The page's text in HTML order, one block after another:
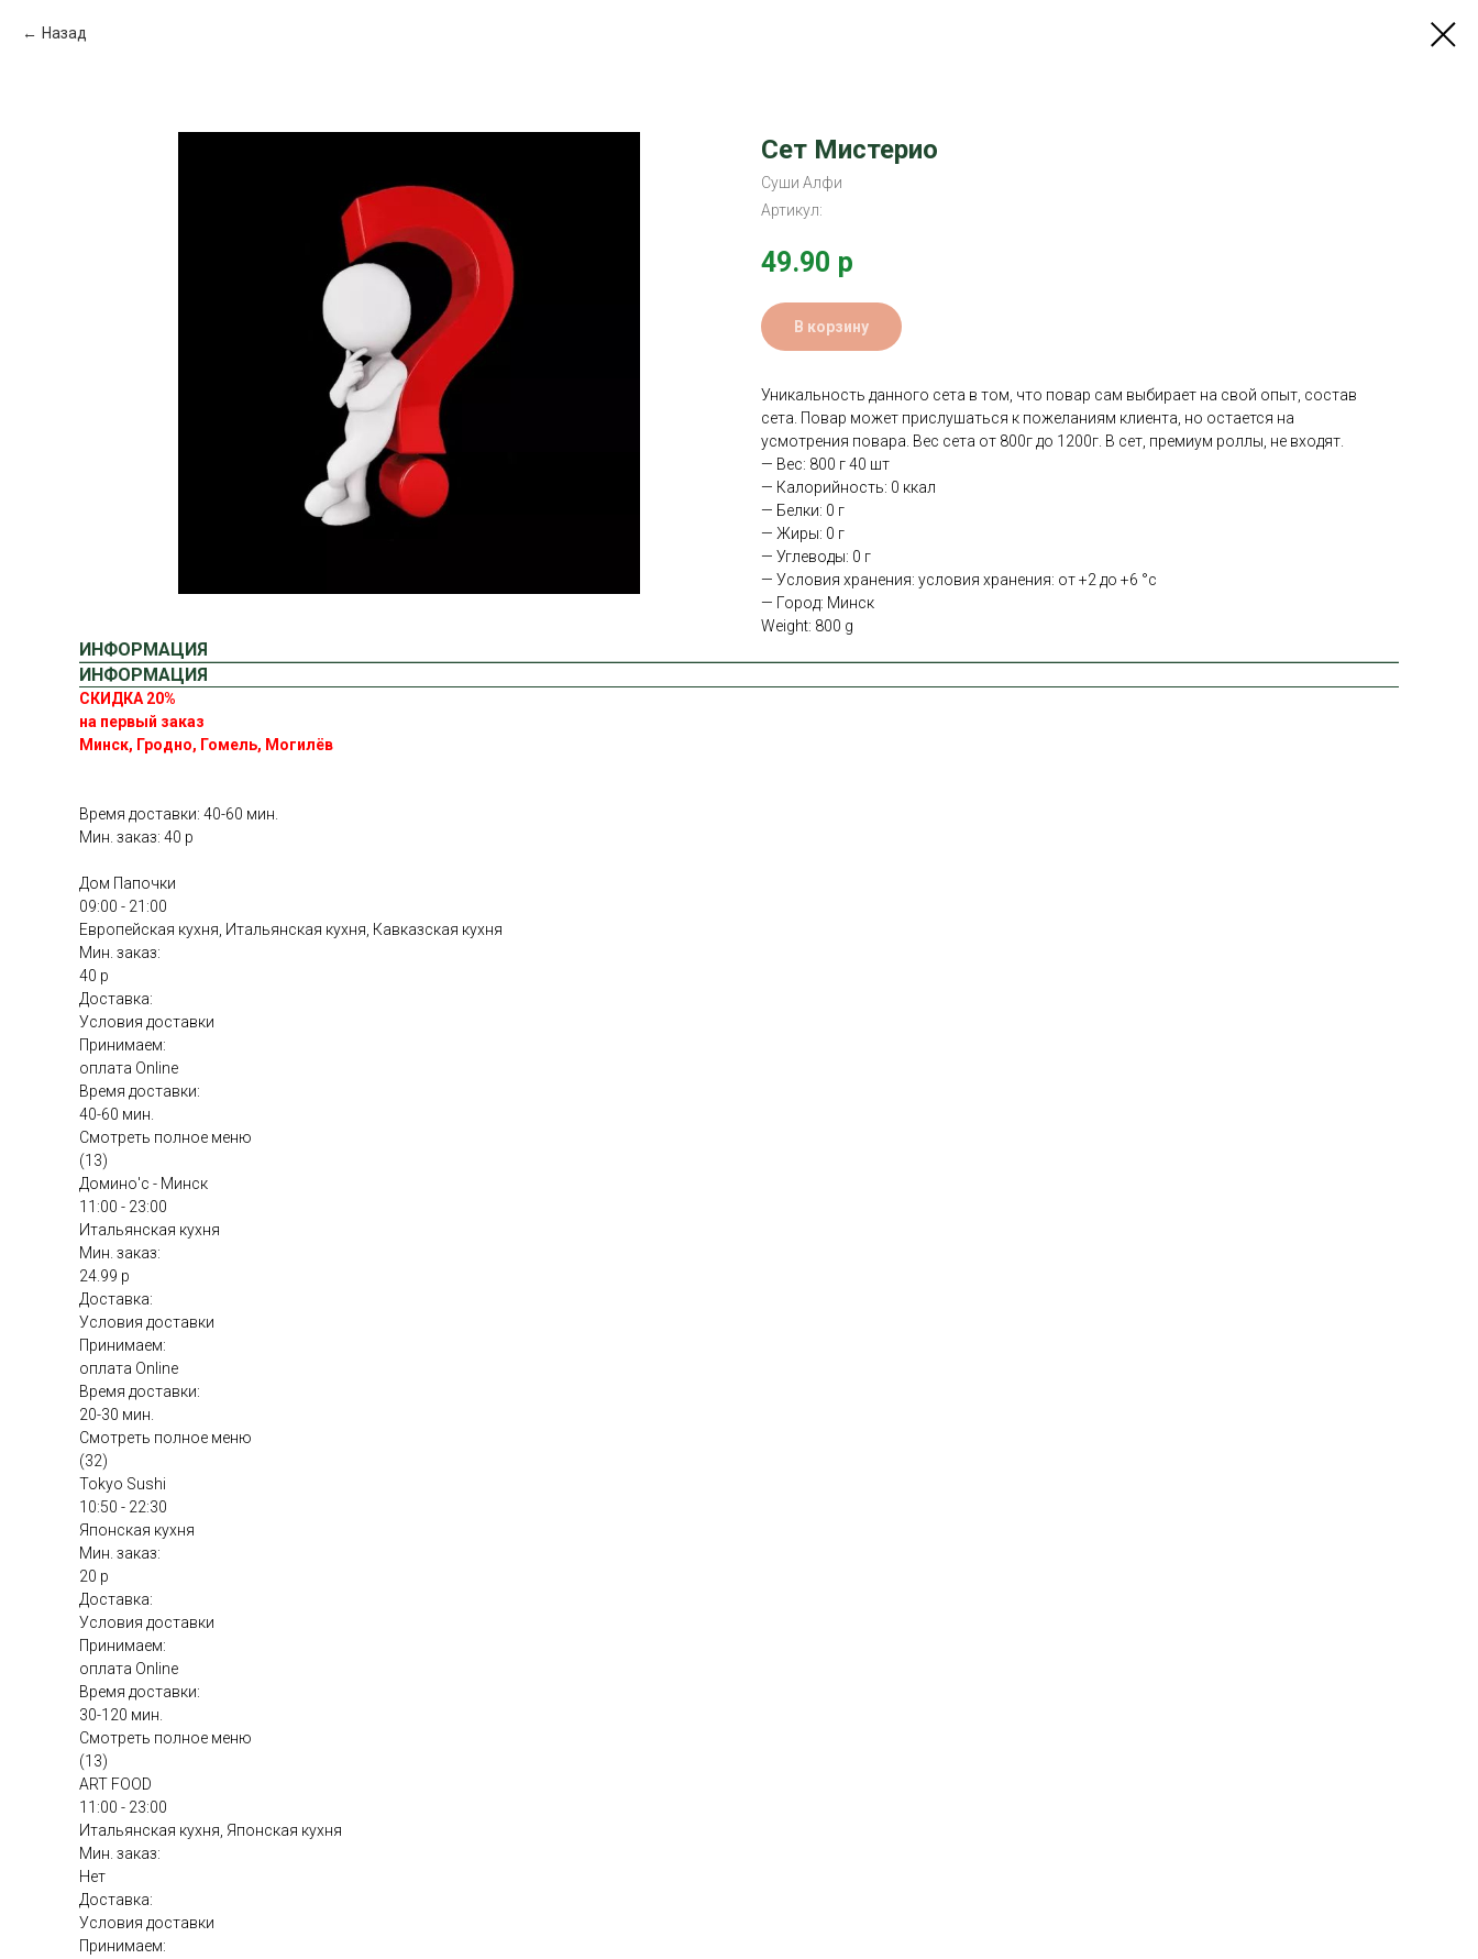
Назад
Сет Мистерио
Суши Алфи
Артикул:
49.90 р
В корзину
Уникальность данного сета в том, что повар сам выбирает на свой опыт, состав
сета. Повар может прислушаться к пожеланиям клиента, но остается на
усмотрения повара. Вес сета от 800г до 1200г. В сет, премиум роллы, не входят.
— Вес: 800 г 40 шт
— Калорийность: 0 ккал
— Белки: 0 г
— Жиры: 0 г
— Углеводы: 0 г
— Условия хранения: условия хранения: от +2 до +6 °с
— Город: Минск
Weight: 800 g
ИНФОРМАЦИЯ
ИНФОРМАЦИЯ
СКИДКА 20%
на первый заказ
Минск, Гродно, Гомель, Могилёв
Время доставки: 40-60 мин.
Мин. заказ: 40 р
Дом Папочки
09:00 - 21:00
Европейская кухня, Итальянская кухня, Кавказская кухня
Мин. заказ:
40 р
Доставка:
Условия доставки
Принимаем:
оплата Online
Время доставки:
40-60 мин.
Смотреть полное меню
(13)
Домино'с - Минск
11:00 - 23:00
Итальянская кухня
Мин. заказ:
24.99 р
Доставка:
Условия доставки
Принимаем:
оплата Online
Время доставки:
20-30 мин.
Смотреть полное меню
(32)
Tokyo Sushi
10:50 - 22:30
Японская кухня
Мин. заказ:
20 р
Доставка:
Условия доставки
Принимаем:
оплата Online
Время доставки:
30-120 мин.
Смотреть полное меню
(13)
ART FOOD
11:00 - 23:00
Итальянская кухня, Японская кухня
Мин. заказ:
Нет
Доставка:
Условия доставки
Принимаем: